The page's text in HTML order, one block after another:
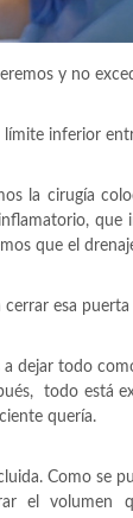
y no
inferior
la cirugía
que
que el
cerrar esa
dejar todo
todo está
quería.
Como se
el volumen